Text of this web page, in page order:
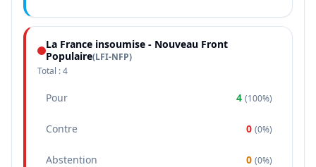
La France insoumise - Nouveau Front
Populaire(LFI-NFP)
Total :4
Pour 4 (100%)
Contre 0 (0%)
Abstention 0 (0%)